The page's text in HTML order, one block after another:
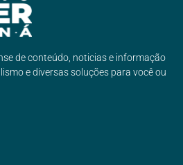
de conteúdo, noticias e informação
e diversas soluções para você ou